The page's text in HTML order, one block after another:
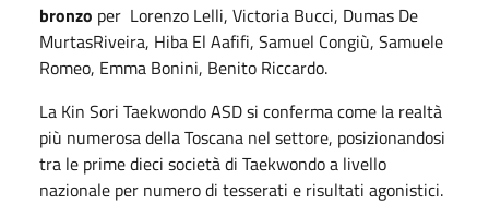
bronzo per Lorenzo Lelli, Victoria Bucci, Dumas De
MurtasRiveira, Hiba El Aafifi, Samuel Congiù, Samuele
Romeo, Emma Bonini, Benito Riccardo.
La Kin Sori Taekwondo ASD si conferma come la realtà
più numerosa della Toscana nel settore, posizionandosi
tra le prime dieci società di Taekwondo a livello
nazionale per numero di tesserati e risultati agonistici.